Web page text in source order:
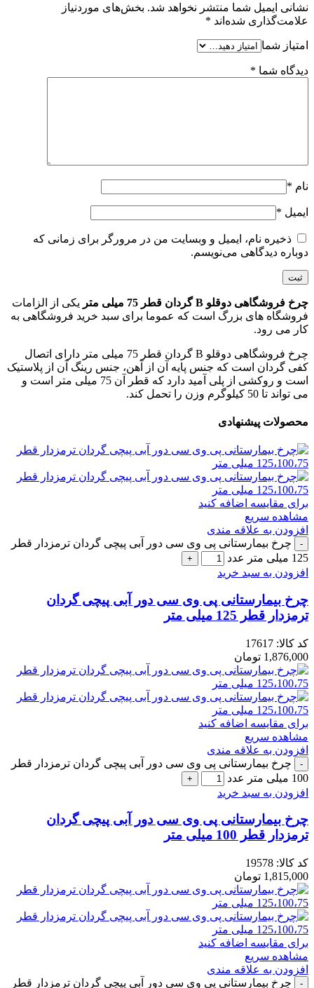
نشانی ایمیل شما منتشر نخواهد شد. بخش‌های موردنیاز
علامت‌گذاری شده‌اند *
امتیاز شما
دیدگاه شما *
نام *
ایمیل *
ذخیره نام، ایمیل و وبسایت من در مرورگر برای زمانی که
دوباره دیدگاهی می‌نویسم.
چرخ فروشگاهی دوقلو B گردان قطر 75 میلی متر
یکی از الزامات
فروشگاه های بزرگ است که عموما برای سبد خرید فروشگاهی به
کار می رود.
چرخ فروشگاهی دوقلو B گردان قطر 75 میلی متر دارای اتصال
کفی گردان است که جنس پایه آن از آهن، جنس رینگ آن از پلاستیک
است و روکشی از پلی آمید دارد که قطر آن 75 میلی متر است و
می تواند تا 50 کیلوگرم وزن را تحمل کند.
محصولات پیشنهادی
برای مقایسه اضافه کنید
مشاهده سریع
افزودن به علاقه مندی
چرخ بیمارستانی پی وی سی دور آبی پیچی گردان ترمزدار قطر
125 میلی متر عدد
افزودن به سبد خرید
چرخ بیمارستانی پی وی سی دور آبی پیچی گردان
ترمزدار قطر 125 میلی متر
کد کالا: 17617
1,876,000 تومان
برای مقایسه اضافه کنید
مشاهده سریع
افزودن به علاقه مندی
چرخ بیمارستانی پی وی سی دور آبی پیچی گردان ترمزدار قطر
100 میلی متر عدد
افزودن به سبد خرید
چرخ بیمارستانی پی وی سی دور آبی پیچی گردان
ترمزدار قطر 100 میلی متر
کد کالا: 19578
1,815,000 تومان
برای مقایسه اضافه کنید
مشاهده سریع
افزودن به علاقه مندی
چرخ بیمارستانی پی وی سی دور آبی پیچی گردان ترمزدار قطر